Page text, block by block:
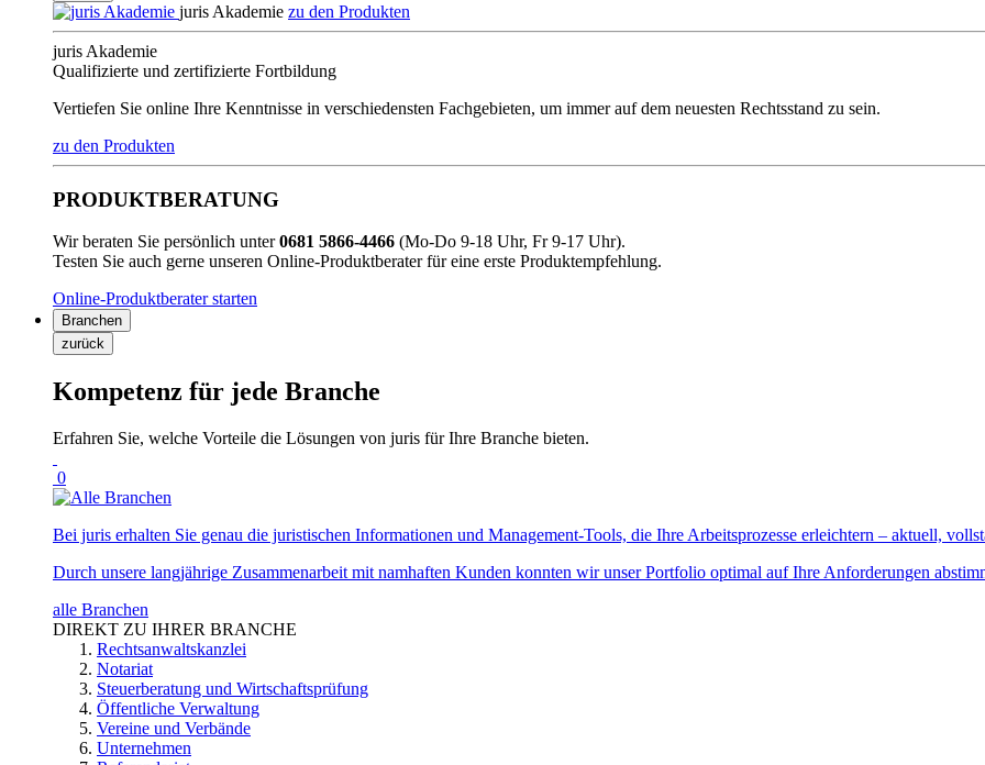
juris Akademie zu den Produkten
juris Akademie
Qualifizierte und zertifizierte Fortbildung
Vertiefen Sie online Ihre Kenntnisse in verschiedensten Fachgebieten, um immer auf dem neuesten Rechtsstand zu sein.
zu den Produkten
PRODUKTBERATUNG
Wir beraten Sie persönlich unter0681 5866-4466 (Mo-Do 9-18 Uhr, Fr 9-17 Uhr).
Testen Sie auch gerne unseren Online-Produktberater für eine erste Produktempfehlung.
Online-Produktberater starten
Branchen
zurück
Kompetenz für jede Branche
Erfahren Sie, welche Vorteile die Lösungen von juris für Ihre Branche bieten.
0
Bei juris erhalten Sie genau die juristischen Informationen und Management-Tools, die Ihre Arbeitsprozesse erleichtern – aktuell,
Durch unsere langjährige Zusammenarbeit mit namhaften Kunden konnten wir unser Portfolio optimal auf Ihre Anforderungen
alle Branchen
DIREKT ZU IHRER BRANCHE
Rechtsanwaltskanzlei
Notariat
Steuerberatung und Wirtschaftsprüfung
Öffentliche Verwaltung
Vereine und Verbände
Unternehmen